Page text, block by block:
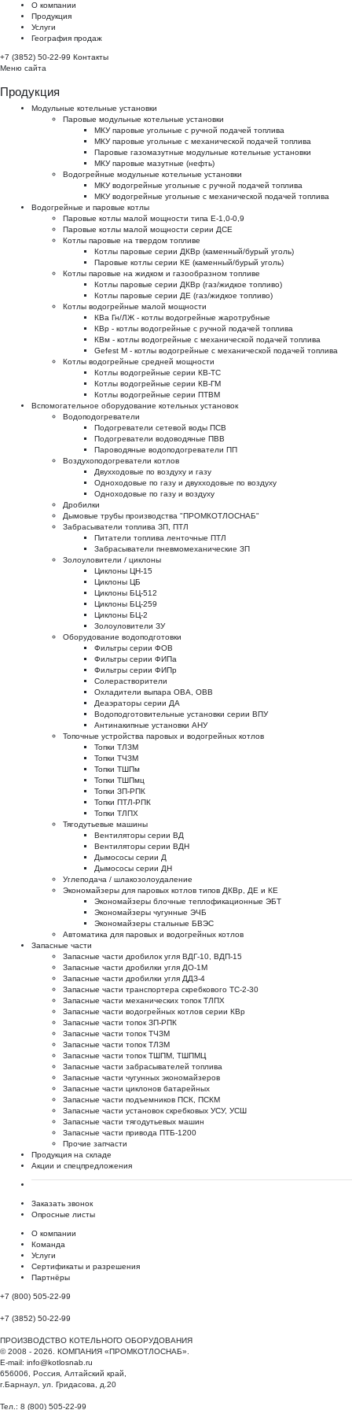
О компании
Продукция
Услуги
География продаж
+7 (3852) 50-22-99 Контакты
Меню сайта
Продукция
Модульные котельные установки
Паровые модульные котельные установки
МКУ паровые угольные с ручной подачей топлива
МКУ паровые угольные с механической подачей топлива
Паровые газомазутные модульные котельные установки
МКУ паровые мазутные (нефть)
Водогрейные модульные котельные установки
МКУ водогрейные угольные с ручной подачей топлива
МКУ водогрейные угольные с механической подачей топлива
Водогрейные и паровые котлы
Паровые котлы малой мощности типа Е-1,0-0,9
Паровые котлы малой мощности серии ДСЕ
Котлы паровые на твердом топливе
Котлы паровые серии ДКВр (каменный/бурый уголь)
Паровые котлы серии КЕ (каменный/бурый уголь)
Котлы паровые на жидком и газообразном топливе
Котлы паровые серии ДКВр (газ/жидкое топливо)
Котлы паровые серии ДЕ (газ/жидкое топливо)
Котлы водогрейные малой мощности
КВа Гн/ЛЖ - котлы водогрейные жаротрубные
КВр - котлы водогрейные с ручной подачей топлива
КВм - котлы водогрейные с механической подачей топлива
Gefest M - котлы водогрейные с механической подачей топлива
Котлы водогрейные средней мощности
Котлы водогрейные серии КВ-ТС
Котлы водогрейные серии КВ-ГМ
Котлы водогрейные серии ПТВМ
Вспомогательное оборудование котельных установок
Водоподогреватели
Подогреватели сетевой воды ПСВ
Подогреватели водоводяные ПВВ
Пароводяные водоподогреватели ПП
Воздухоподогреватели котлов
Двухходовые по воздуху и газу
Одноходовые по газу и двухходовые по воздуху
Одноходовые по газу и воздуху
Дробилки
Дымовые трубы производства "ПРОМКОТЛОСНАБ"
Забрасыватели топлива ЗП, ПТЛ
Питатели топлива ленточные ПТЛ
Забрасыватели пневмомеханические ЗП
Золоуловители / циклоны
Циклоны ЦН-15
Циклоны ЦБ
Циклоны БЦ-512
Циклоны БЦ-259
Циклоны БЦ-2
Золоуловители ЗУ
Оборудование водоподготовки
Фильтры серии ФОВ
Фильтры серии ФИПа
Фильтры серии ФИПр
Солерастворители
Охладители выпара ОВА, ОВВ
Деаэраторы серии ДА
Водоподготовительные установки серии ВПУ
Антинакипные установки АНУ
Топочные устройства паровых и водогрейных котлов
Топки ТЛЗМ
Топки ТЧЗМ
Топки ТШПм
Топки ТШПмц
Топки ЗП-РПК
Топки ПТЛ-РПК
Топки ТЛПХ
Тягодутьевые машины
Вентиляторы серии ВД
Вентиляторы серии ВДН
Дымососы серии Д
Дымососы серии ДН
Углеподача / шлакозолоудаление
Экономайзеры для паровых котлов типов ДКВр, ДЕ и КЕ
Экономайзеры блочные теплофикационные ЭБТ
Экономайзеры чугунные ЭЧБ
Экономайзеры стальные БВЭС
Автоматика для паровых и водогрейных котлов
Запасные части
Запасные части дробилок угля ВДГ-10, ВДП-15
Запасные части дробилки угля ДО-1М
Запасные части дробилки угля ДДЗ-4
Запасные части транспортера скребкового ТС-2-30
Запасные части механических топок ТЛПХ
Запасные части водогрейных котлов серии КВр
Запасные части топок ЗП-РПК
Запасные части топок ТЧЗМ
Запасные части топок ТЛЗМ
Запасные части топок ТШПМ, ТШПМЦ
Запасные части забрасывателей топлива
Запасные части чугунных экономайзеров
Запасные части циклонов батарейных
Запасные части подъемников ПСК, ПСКМ
Запасные части установок скребковых УСУ, УСШ
Запасные части тягодутьевых машин
Запасные части привода ПТБ-1200
Прочие запчасти
Продукция на складе
Акции и спецпредложения
Заказать звонок
Опросные листы
О компании
Команда
Услуги
Сертификаты и разрешения
Партнёры
+7 (800) 505-22-99
+7 (3852) 50-22-99
ПРОИЗВОДСТВО КОТЕЛЬНОГО ОБОРУДОВАНИЯ
© 2008 - 2026. КОМПАНИЯ «ПРОМКОТЛОСНАБ».
E-mail: info@kotlosnab.ru
656006
Россия Алтайский край
г.Барнаул ул. Гридасова, д.20
Тел.: 8 (800) 505-22-99